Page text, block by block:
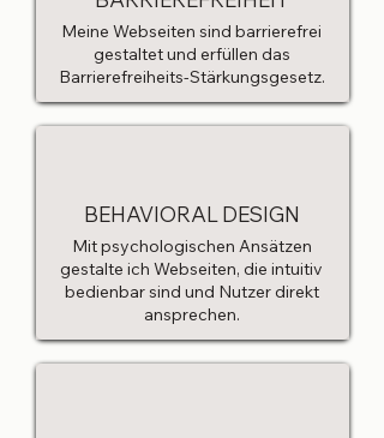
Meine Webseiten sind barrierefrei
gestaltet und erfüllen das
Barrierefreiheits-Stärkungsgesetz.
BEHAVIORAL DESIGN
Mit psychologischen Ansätzen
gestalte ich Webseiten, die intuitiv
bedienbar sind und Nutzer direkt
ansprechen.